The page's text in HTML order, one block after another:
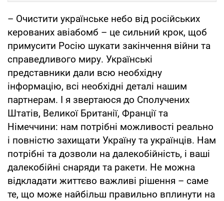
– Очистити українське небо від російських
керованих авіабомб – це сильний крок, щоб
примусити Росію шукати закінчення війни та
справедливого миру. Українські
представники дали всю необхідну
інформацію, всі необхідні деталі нашим
партнерам. І я звертаюся до Сполучених
Штатів, Великої Британії, Франції та
Німеччини: нам потрібні можливості реально
і повністю захищати Україну та українців. Нам
потрібні та дозволи на далекобійність, і ваші
далекобійні снаряди та ракети. Не можна
відкладати життєво важливі рішення – саме
те, що може найбільш правильно вплинути на